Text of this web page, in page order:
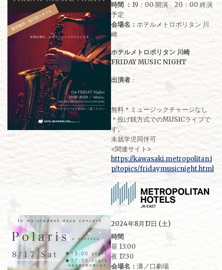
時間 ： 19：00 開演 20：00 終演
予定
会場名：ホテルメトロポリタン 川
崎
ホテルメトロポリタン 川崎
FRIDAY MUSIC NIGHT
出演者：
無料＊ミュージックチャージなし
＊投げ銭方式でのMUSICライブで
す。
未就学児同伴可
<関連サイト>
https://kawasaki.metropolitan.j
p/topics/fridaymusicnight.html
2024年8月17日 (土)
時間
昼 13:00
夜 17:30
会場名： 溝ノ口劇場